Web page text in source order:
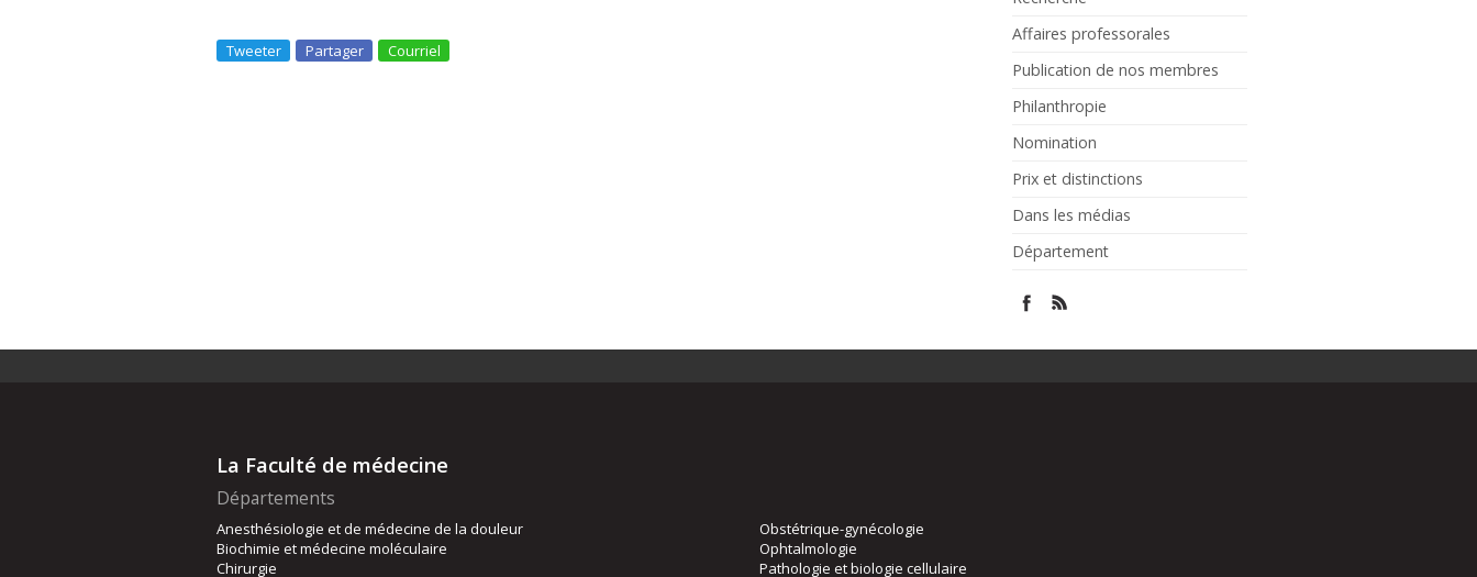
Affaires professorales
Publication de nos membres
Philanthropie
Nomination
Prix et distinctions
Dans les médias
Département
Tweeter Partager Courriel
La Faculté de médecine
Départements
Anesthésiologie et de médecine de la douleur
Biochimie et médecine moléculaire
Chirurgie
Obstétrique-gynécologie
Ophtalmologie
Pathologie et biologie cellulaire